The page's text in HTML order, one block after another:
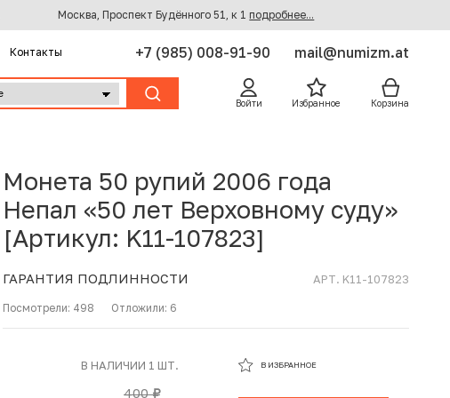
Москва, Проспект Будённого 51, к 1 подробнее...
Контакты +7 (985) 008-91-90 mail@numizm.at
Войти Избранное Корзина
Монета 50 рупий 2006 года
Непал «50 лет Верховному суду»
[Артикул: K11-107823]
ГАРАНТИЯ ПОДЛИННОСТИ АРТ. K11-107823
Посмотрели: 498 Отложили: 6
В НАЛИЧИИ 1 ШТ.
400руб.
В ИЗБРАННОЕ